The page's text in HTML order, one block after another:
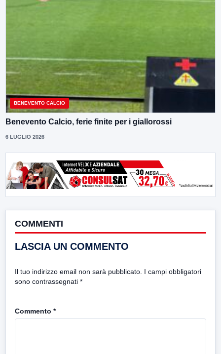
BENEVENTO CALCIO
Benevento Calcio, ferie finite per i giallorossi
6 LUGLIO 2026
COMMENTI
LASCIA UN COMMENTO
Il tuo indirizzo email non sarà pubblicato. I campi obbligatori
sono contrassegnati *
Commento *